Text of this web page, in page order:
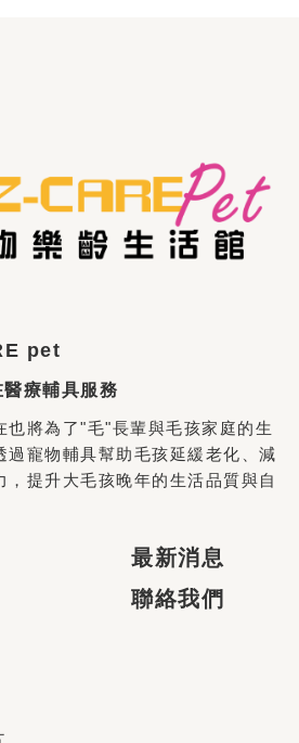
pet
療輔具服務
也將為了"毛"長輩與毛孩家庭的生
過寵物輔具幫助毛孩延緩老化、減
，提升大毛孩晚年的生活品質與自
最新消息
聯絡我們